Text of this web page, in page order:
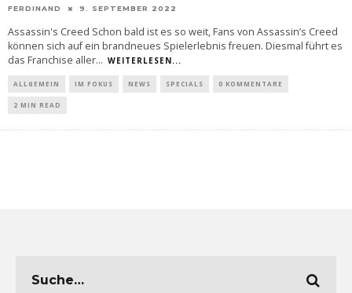
FERDINAND 9. SEPTEMBER 2022
Assassin's Creed Schon bald ist es so weit, Fans von Assassin’s Creed
können sich auf ein brandneues Spielerlebnis freuen. Diesmal führt es
das Franchise aller... WEITERLESEN...
ALLGEMEIN IM FOKUS NEWS SPECIALS 0 KOMMENTARE
2 MIN READ